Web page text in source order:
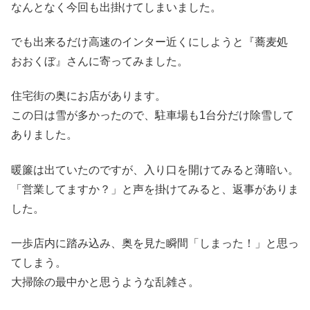
なんとなく今回も出掛けてしまいました。
でも出来るだけ高速のインター近くにしようと『蕎麦処
おおくぼ』さんに寄ってみました。
住宅街の奥にお店があります。
この日は雪が多かったので、駐車場も1台分だけ除雪して
ありました。
暖簾は出ていたのですが、入り口を開けてみると薄暗い。
「営業してますか？」と声を掛けてみると、返事がありま
した。
一歩店内に踏み込み、奥を見た瞬間「しまった！」と思っ
てしまう。
大掃除の最中かと思うような乱雑さ。